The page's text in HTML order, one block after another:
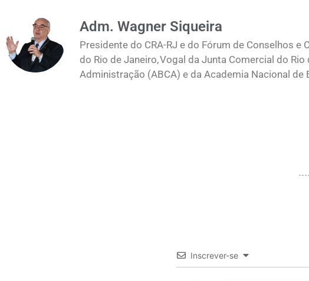
Adm. Wagner Siqueira
Presidente do CRA-RJ e do Fórum de Conselhos
do Rio de Janeiro, Vogal da Junta Comercial do
Administração (ABCA) e da Academia Nacional
Inscrever-se